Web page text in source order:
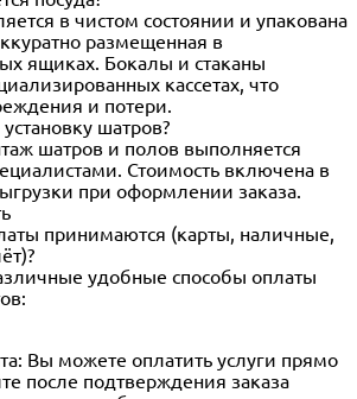
в чистом состоянии и упакована
размещенная в
ящиках. Бокалы и стаканы
кассетах, что
и потери.
шатров?
шатров и полов выполняется
Стоимость включена в
при оформлении заказа.
принимаются (карты, наличные,
удобные способы оплаты
Вы можете оплатить услуги прямо
после подтверждения заказа